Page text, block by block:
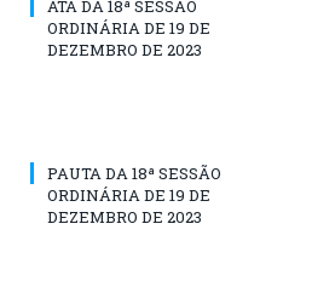
ATA DA 18ª SESSÃO
ORDINÁRIA DE 19 DE
DEZEMBRO DE 2023
PAUTA DA 18ª SESSÃO
ORDINÁRIA DE 19 DE
DEZEMBRO DE 2023